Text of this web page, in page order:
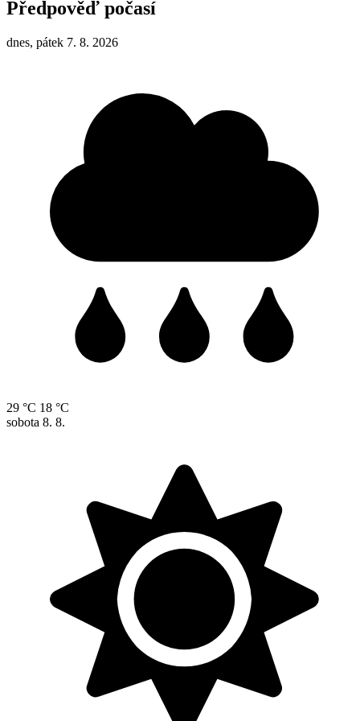
Předpověď počasí
dnes, pátek 7. 8. 2026
29 °C 18 °C
sobota 8. 8.